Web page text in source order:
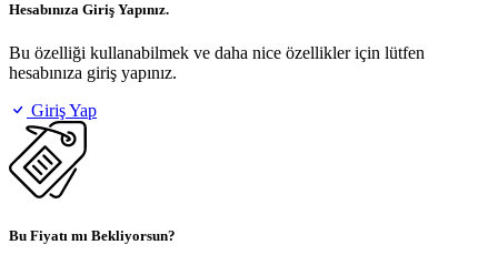
Hesabınıza Giriş Yapınız.
Bu özelliği kullanabilmek ve daha nice özellikler için lütfen
hesabınıza giriş yapınız.
Giriş Yap
Bu Fiyatı mı Bekliyorsun?